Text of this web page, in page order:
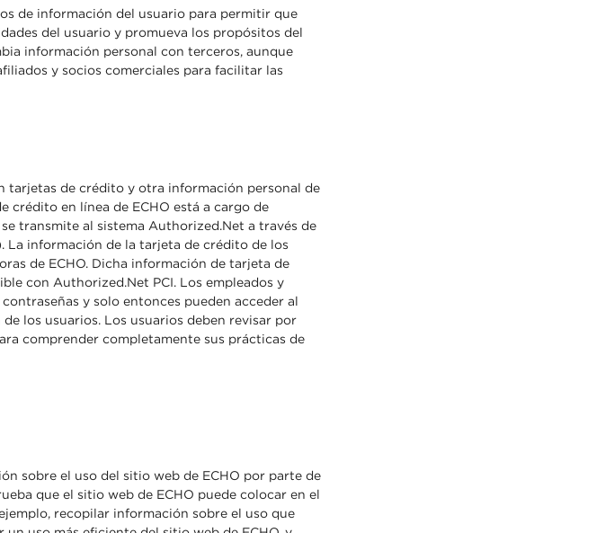
de información del usuario para permitir que
del usuario y promueva los propósitos del
información personal con terceros, aunque
y socios comerciales para facilitar las
tarjetas de crédito y otra información personal de
crédito en línea de ECHO está a cargo de
transmite al sistema Authorized.Net a través de
La información de la tarjeta de crédito de los
de ECHO. Dicha información de tarjeta de
con Authorized.Net PCI. Los empleados y
y solo entonces pueden acceder al
los usuarios. Los usuarios deben revisar por
comprender completamente sus prácticas de
sobre el uso del sitio web de ECHO por parte de
que el sitio web de ECHO puede colocar en el
recopilar información sobre el uso que